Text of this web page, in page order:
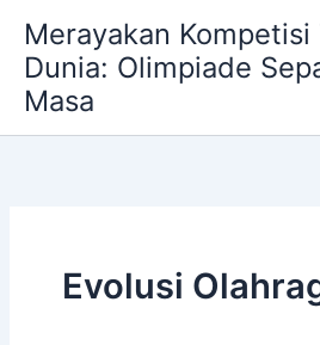
content
Merayakan Kompetisi
Dunia: Olimpiade
Masa
Evolusi